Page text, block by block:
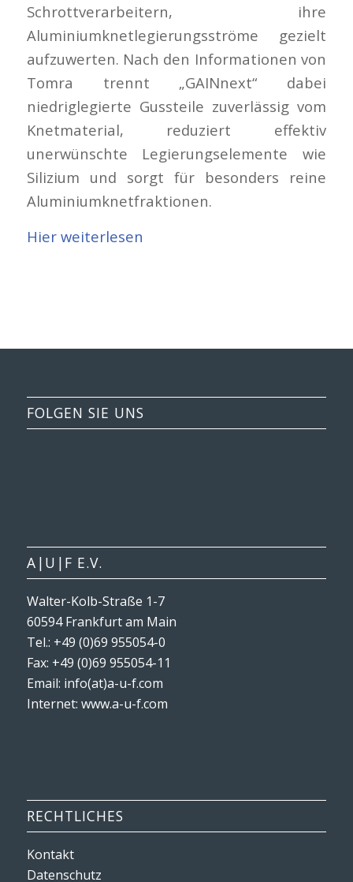
Schrottverarbeitern, ihre
Aluminiumknetlegierungsströme gezielt
aufzuwerten. Nach den Informationen von
Tomra trennt „GAINnext“ dabei
niedriglegierte Gussteile zuverlässig vom
Knetmaterial, reduziert effektiv
unerwünschte Legierungselemente wie
Silizium und sorgt für besonders reine
Aluminiumknetfraktionen.
Hier weiterlesen
FOLGEN SIE UNS
A|U|F E.V.
Walter-Kolb-Straße 1-7
60594 Frankfurt am Main
Tel.: +49 (0)69 955054-0
Fax: +49 (0)69 955054-11
Email: info(at)a-u-f.com
Internet: www.a-u-f.com
RECHTLICHES
Kontakt
Datenschutz